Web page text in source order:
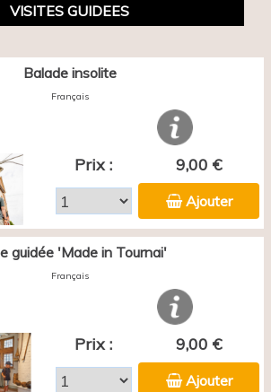
VISITES GUIDEES
Balade insolite
Français
Prix : 9,00 €
Ajouter
guidée 'Made in Tournai'
Français
Prix : 9,00 €
Ajouter